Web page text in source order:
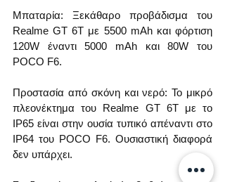
Μπαταρία: Ξεκάθαρο προβάδισμα του
Realme GT 6T με 5500 mAh και φόρτιση
120W έναντι 5000 mAh και 80W του
POCO F6.
Προστασία από σκόνη και νερό: Το μικρό
πλεονέκτημα του Realme GT 6T με το
IP65 είναι στην ουσία τυπικό απέναντι στο
IP64 του POCO F6. Ουσιαστική διαφορά
δεν υπάρχει.